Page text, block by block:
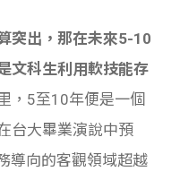
突出，那在未來5-10
文科生利用軟技能存
，5至10年便是一個
台大畢業演說中預
導向的客觀領域超越